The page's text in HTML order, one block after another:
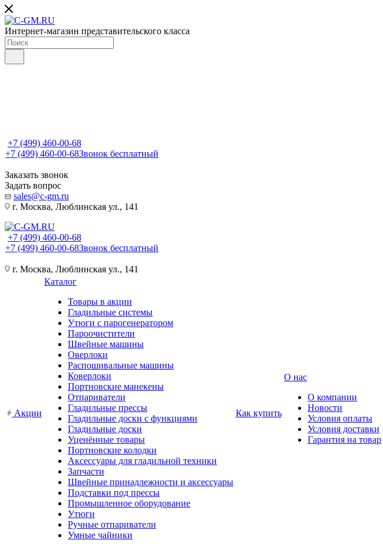
Интернет-магазин представительского класса
+7 (499) 460-00-68
+7 (499) 460-00-68Звонок бесплатный
Заказать звонок
Задать вопрос
sales@c-gm.ru
г. Москва, Люблинская ул., 141
+7 (499) 460-00-68
+7 (499) 460-00-68Звонок бесплатный
г. Москва, Люблинская ул., 141
Акции
Каталог
Товары в акции
Гладильные системы
Утюги с парогенератором
Пароочистители
Швейные машины
Оверлоки
Распошивальные машины
Коверлоки
Портновские манекены
Отпариватели
Гладильные прессы
Гладильные доски с функциями
Гладильные доски
Уценённые товары
Портновские колодки
Аксессуары для гладильной техники
Запчасти
Швейные принадлежности и аксессуары
Подставки под прессы
Промышленное оборудование
Утюги
Ручные отпариватели
Умные чайники
Как купить
О нас
О компании
Новости
Условия оплаты
Условия доставки
Гарантия на товар